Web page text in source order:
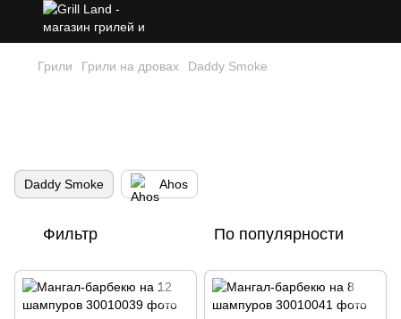
Грили Грили на дровах Daddy Smoke
Daddy Smoke Ahos
Фильтр По популярности